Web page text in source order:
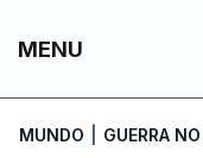
MENU
MUNDO GUERRA